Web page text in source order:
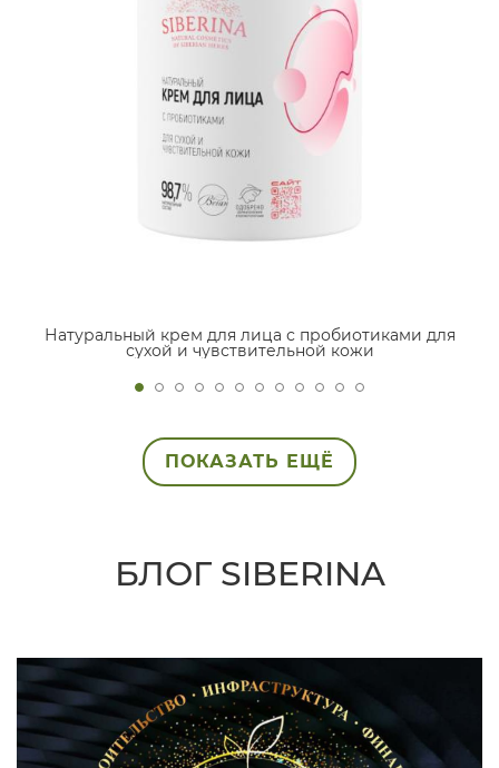
Натуральный крем для лица с пробиотиками для
сухой и чувствительной кожи
ПОКАЗАТЬ ЕЩЁ
БЛОГ SIBERINA